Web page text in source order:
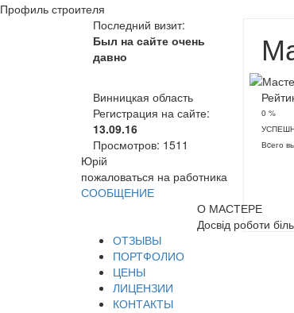
Профиль строителя
Последний визит:
Был на сайте очень
давно
Винницкая область
Регистрация на сайте:
13.09.16
Просмотров: 1511
0 %
Вcего
Юрій
пожаловаться на работника
СООБЩЕНИЕ
О МАСТЕРЕ
Досвід роботи
ОТЗЫВЫ
ПОРТФОЛИО
ЦЕНЫ
ЛИЦЕНЗИИ
КОНТАКТЫ